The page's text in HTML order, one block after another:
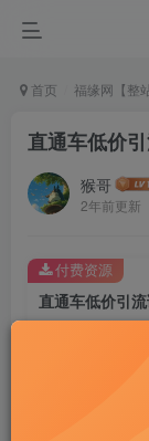
首页 福缘网【整
直通车低价
猴哥
2年前更新
直通车低价引
此内容为付费资
付费资源